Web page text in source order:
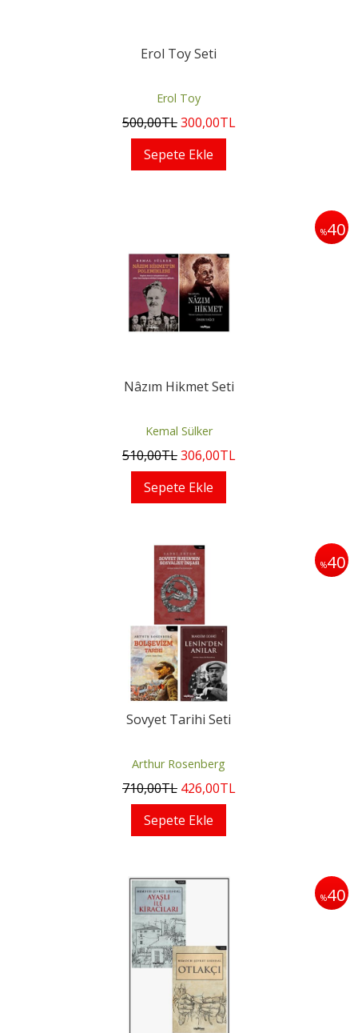
Erol Toy Seti
Erol Toy
500,00TL300,00TL
Sepete Ekle
%40
Nâzım Hikmet Seti
Kemal Sülker
510,00TL306,00TL
Sepete Ekle
%40
Sovyet Tarihi Seti
Arthur Rosenberg
710,00TL 426,00TL
Sepete Ekle
%40